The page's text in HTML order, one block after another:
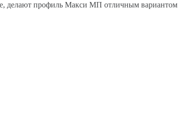
делают профиль Макси МП отличным